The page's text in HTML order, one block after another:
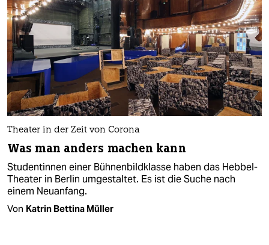
Theater in der Zeit von Corona
Was man anders machen kann
Studentinnen einer Bühnenbildklasse haben das Hebbel-
Theater in Berlin umgestaltet. Es ist die Suche nach
einem Neuanfang.
Von Katrin Bettina Müller